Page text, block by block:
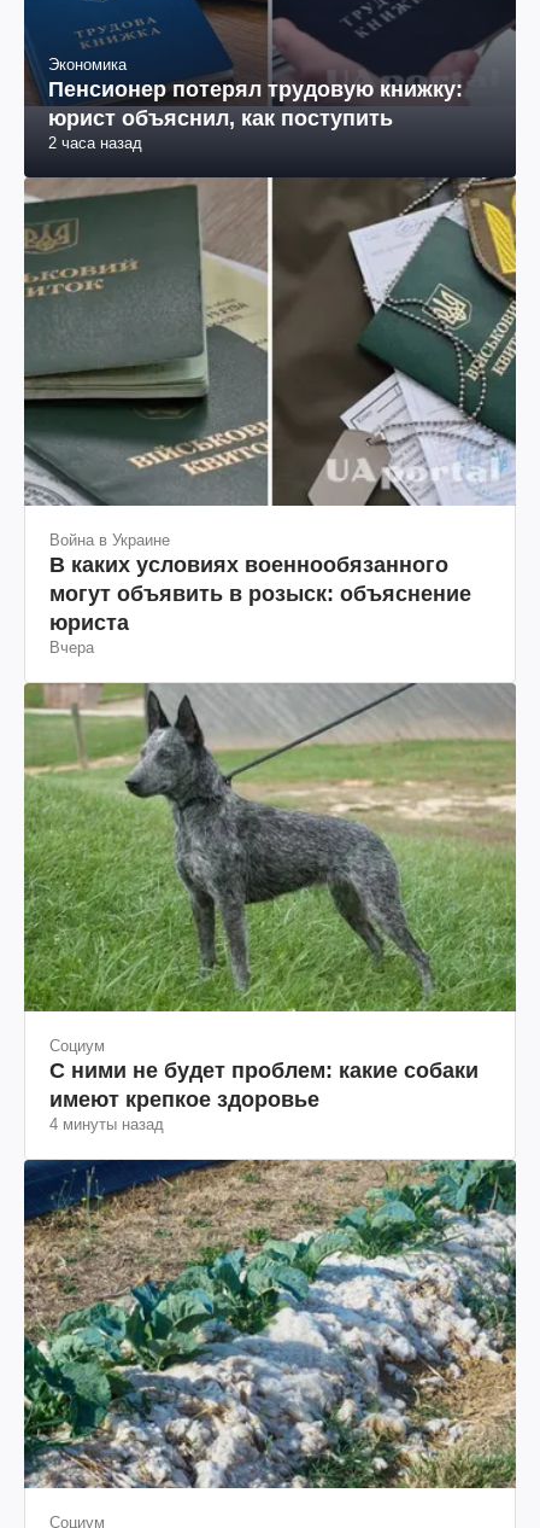
Экономика
Пенсионер потерял трудовую книжку:
юрист объяснил, как поступить
2 часа назад
Война в Украине
В каких условиях военнообязанного
могут объявить в розыск: объяснение
юриста
Вчера
Социум
С ними не будет проблем: какие собаки
имеют крепкое здоровье
4 минуты назад
Социум